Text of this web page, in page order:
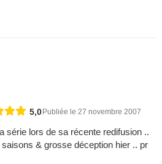
5,0 Publiée le 27 novembre 2007
série lors de sa récente redifusion ..
& grosse déception hier .. pr